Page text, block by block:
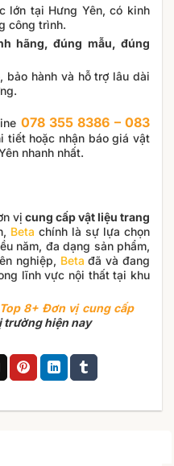
lớn tại Hưng Yên, có kinh
công trình.
hãng, đúng mẫu, đúng
bảo hành và hỗ trợ lâu dài
078 355 8386 – 083
hoặc nhận báo giá vật
nhanh nhất.
vị cung cấp vật liệu trang
Beta chính là sự lựa chọn
năm, đa dạng sản phẩm,
nghiệp, Beta đã và đang
lĩnh vực nội thất tại khu
Top 8+ Đơn vị cung cấp
hiện nay